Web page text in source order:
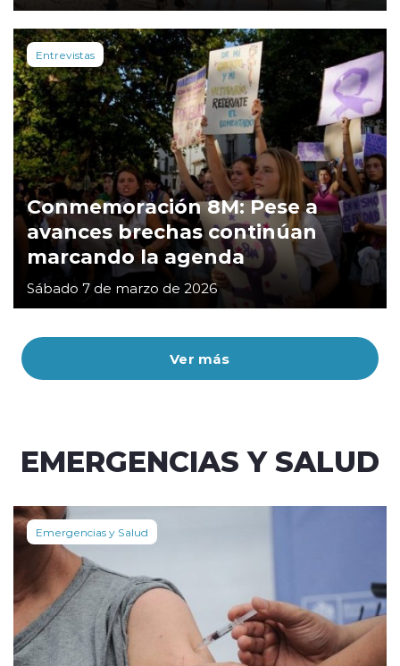
Ver más
Entrevistas
Conmemoración 8M: Pese a
avances brechas continúan
marcando la agenda
Sábado 7 de marzo de 2026
EMERGENCIAS Y SALUD
Emergencias y Salud